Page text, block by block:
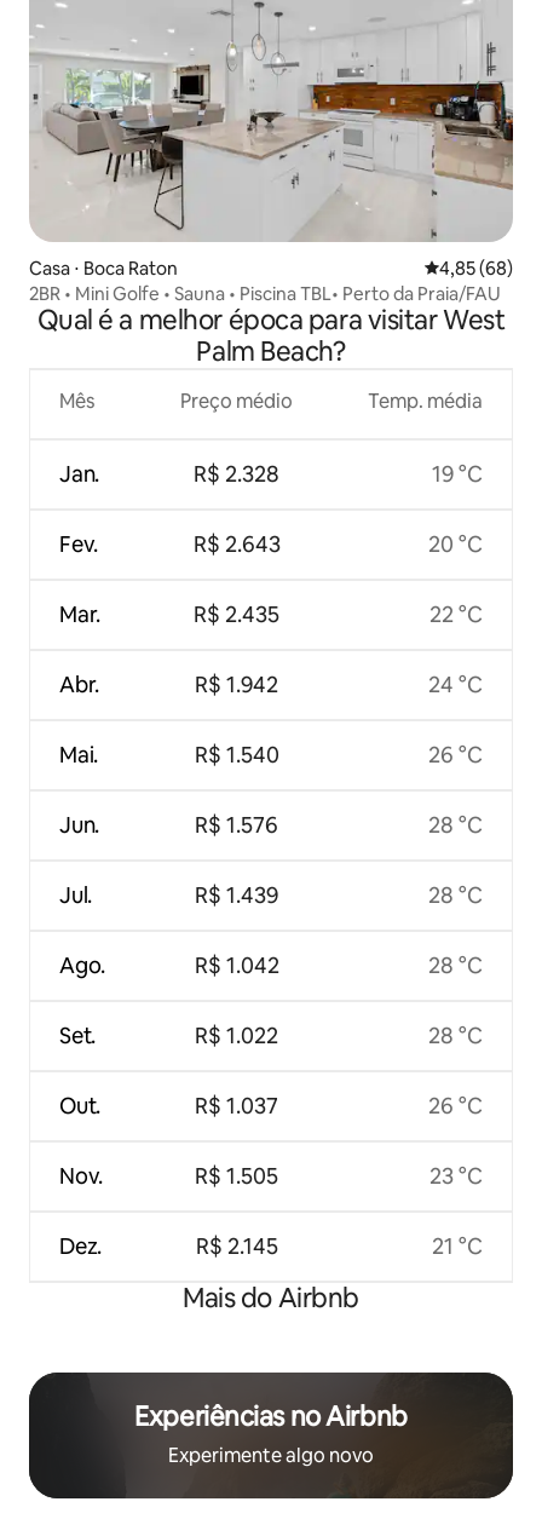
Casa ⋅ Boca Raton 4,85 de uma
4,85 (68)
2BR • Mini Golfe • Sauna • Piscina TBL• Perto da Praia/FAU
Qual é a melhor época para visitar West
Palm Beach?
Mês
Jan.
Fev.
Mar.
Abr.
Mai.
Jun.
Jul.
Ago.
Set.
Out.
Nov.
Dez.
Preço médio
R$ 2.328
R$ 2.643
R$ 2.435
R$ 1.942
R$ 1.540
R$ 1.576
R$ 1.439
R$ 1.042
R$ 1.022
R$ 1.037
R$ 1.505
R$ 2.145
Temp. média
19 °C
20 °C
22 °C
24 °C
26 °C
28 °C
28 °C
28 °C
28 °C
26 °C
23 °C
21 °C
Mais do Airbnb
Experiências no Airbnb
Experimente algo novo